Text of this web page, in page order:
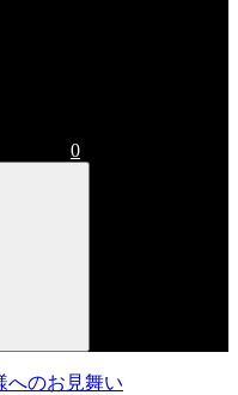
0
へのお見舞い